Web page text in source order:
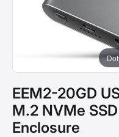
EEM2-20GD
M.2 NVMe
Enclosure